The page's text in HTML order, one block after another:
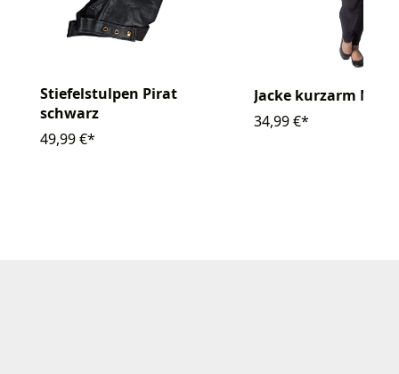
Stiefelstulpen Pirat
schwarz
49,99 €*
Jacke kurzarm
34,99 €*